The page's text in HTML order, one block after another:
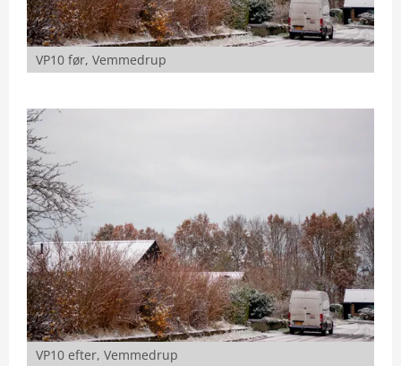
VP10 før, Vemmedrup
VP10 efter, Vemmedrup